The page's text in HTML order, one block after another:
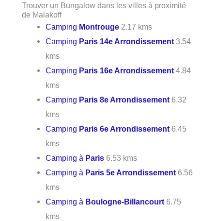
Trouver un Bungalow dans les villes à proximité
de Malakoff
Camping Montrouge 2.17 kms
Camping Paris 14e Arrondissement 3.54
kms
Camping Paris 16e Arrondissement 4.84
kms
Camping Paris 8e Arrondissement 6.32
kms
Camping Paris 6e Arrondissement 6.45
kms
Camping à Paris 6.53 kms
Camping à Paris 5e Arrondissement 6.56
kms
Camping à Boulogne-Billancourt 6.75
kms